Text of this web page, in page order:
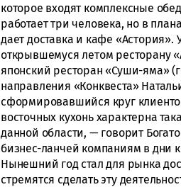
которое входят комплексные
работает три человека, но в
дает доставка и кафе «Астория».
открывшемуся летом ресторану
японский ресторан «Суши-яма»
направления «Конквеста»
сформировавшийся круг
восточных кухонь характерна
данной области, — говорит
бизнес-ланчей компаниям в дни
Нынешний год стал для рынка
стремятся сделать эту